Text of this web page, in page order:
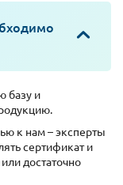
базу и
к нам – эксперты
сертификат и
достаточно